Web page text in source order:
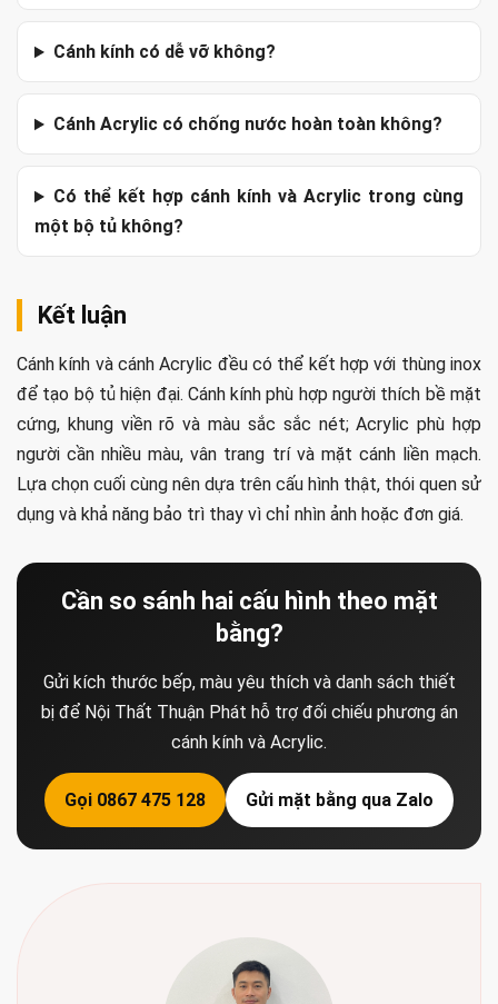
Cánh kính có dễ vỡ không?
Cánh Acrylic có chống nước hoàn toàn không?
Có thể kết hợp cánh kính và Acrylic trong cùng
một bộ tủ không?
Kết luận
Cánh kính và cánh Acrylic đều có thể kết hợp với thùng inox
để tạo bộ tủ hiện đại. Cánh kính phù hợp người thích bề mặt
cứng, khung viền rõ và màu sắc sắc nét; Acrylic phù hợp
người cần nhiều màu, vân trang trí và mặt cánh liền mạch.
Lựa chọn cuối cùng nên dựa trên cấu hình thật, thói quen sử
dụng và khả năng bảo trì thay vì chỉ nhìn ảnh hoặc đơn giá.
Cần so sánh hai cấu hình theo mặt
bằng?
Gửi kích thước bếp, màu yêu thích và danh sách thiết
bị để Nội Thất Thuận Phát hỗ trợ đối chiếu phương án
cánh kính và Acrylic.
Gọi 0867 475 128 Gửi mặt bằng qua Zalo